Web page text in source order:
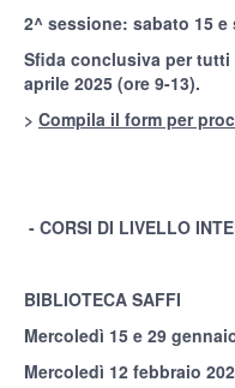
2^ sessione: sabato 15 e
Sfida conclusiva per
aprile 2025 (ore 9-13).
> Compila il form per
- CORSI DI LIVELLO
BIBLIOTECA SAFFI
Mercoledì 15 e 29
Mercoledì 12 febbraio